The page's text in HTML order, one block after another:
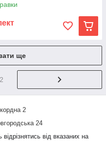
ще
2
24
від вказаних на